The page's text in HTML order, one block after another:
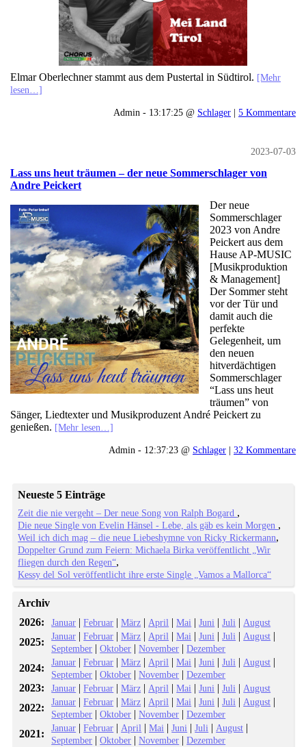
Elmar Oberlechner stammt aus dem Pustertal in Südtirol. [Mehr
lesen…]
Admin - 13:17:25 @ Schlager | 5 Kommentare
2023-07-03
Lass uns heut träumen – der neue Sommerschlager von
Andre Peickert
Der neue
Sommerschlager
2023 von Andre
Peickert aus dem
Hause AP-MUSIC
[Musikproduktion
& Management]
Der Sommer steht
vor der Tür und
damit auch die
perfekte
Gelegenheit, um
den neuen
hitverdächtigen
Sommerschlager
“Lass uns heut
träumen” von
Sänger, Liedtexter und Musikproduzent André Peickert zu
genießen. [Mehr lesen…]
Admin - 12:37:23 @ Schlager | 32 Kommentare
Neueste 5 Einträge
Zeit die nie vergeht – Der neue Song von Ralph Bogard
Die neue Single von Evelin Hänsel - Lebe, als gäb es kein Morgen
Weil ich dich mag – die neue Liebeshymne von Ricky Rickermann
Doppelter Grund zum Feiern: Michaela Birka veröffentlicht „Wir
fliegen durch den Regen“
Kessy del Sol veröffentlicht ihre erste Single „Vamos a Mallorca“
Archiv
2026:
Januar |Februar |März | April |Mai |Juni |Juli | August
2025: Januar |Februar |März | April |Mai |Juni |Juli | August |
September |Oktober |November |Dezember
2024: Januar |Februar |März | April |Mai |Juni |Juli | August |
September |Oktober |November |Dezember
2023: Januar |Februar |März | April |Mai |Juni |Juli | August
2022: Januar |Februar |März | April |Mai |Juni |Juli | August |
September |Oktober |November |Dezember
2021: Januar |Februar | April |Mai |Juni |Juli | August |
September |Oktober |November |Dezember